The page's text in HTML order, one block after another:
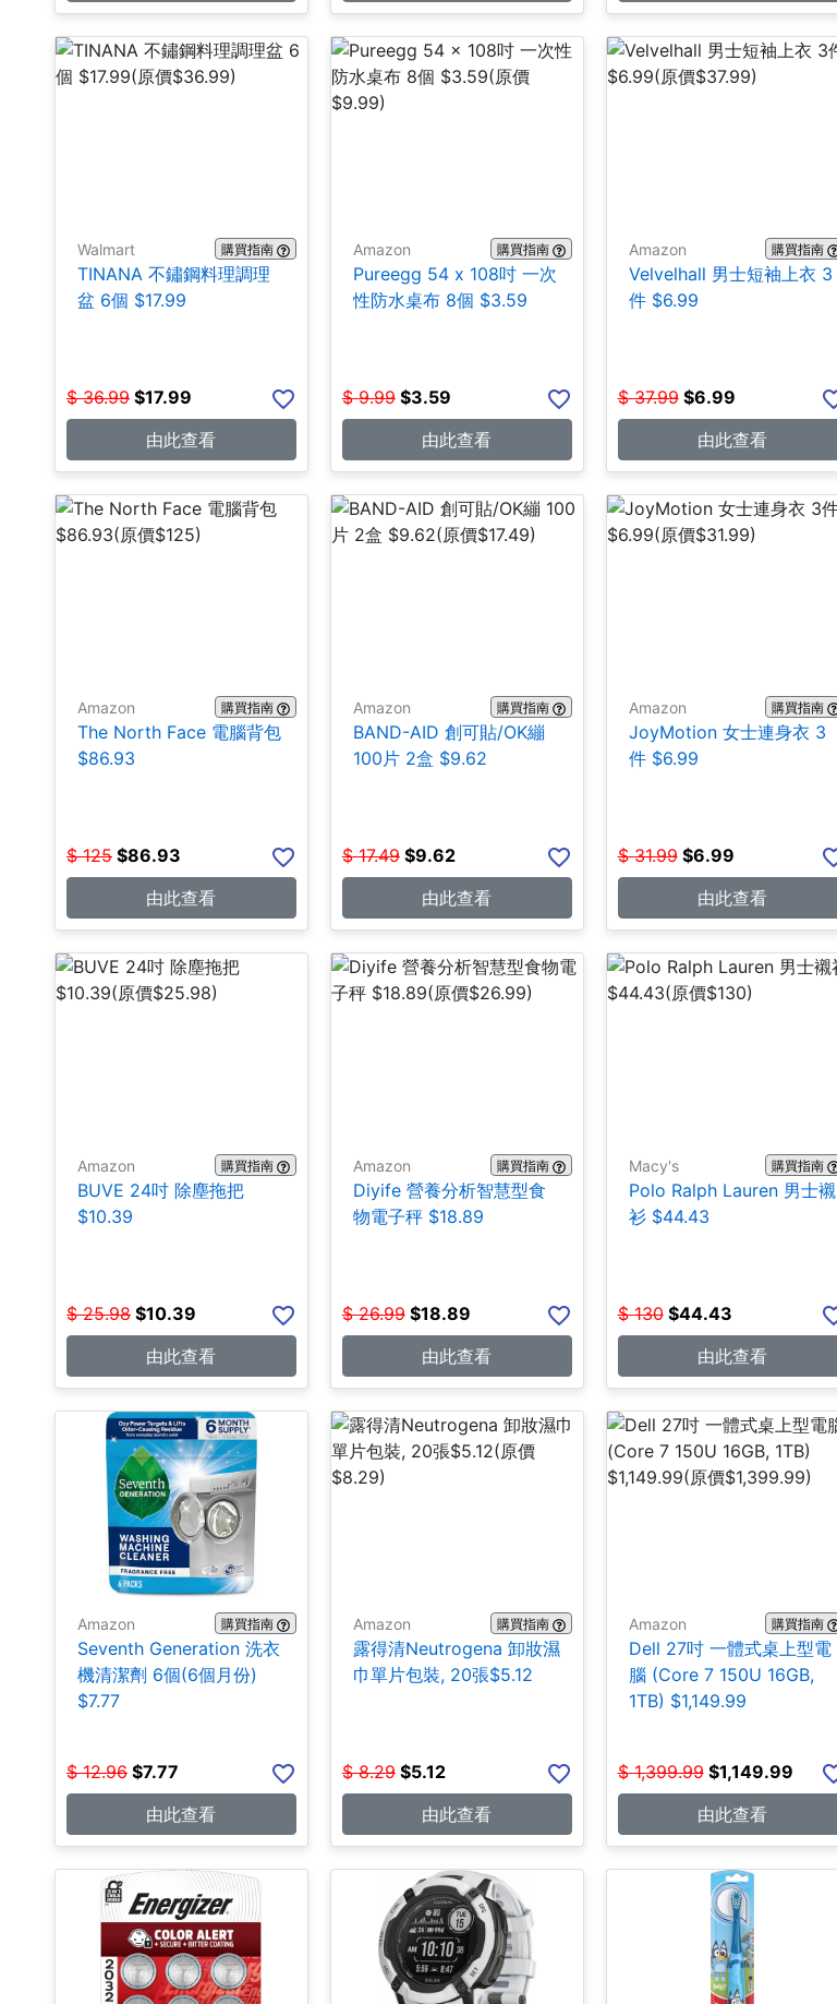
Walmart 購買指南
TINANA 不鏽鋼料理調理
盆 6個 $17.99
$ 36.99 $17.99
由此查看
Amazon 購買指南
Pureegg 54 x 108吋 一次
性防水桌布 8個 $3.59
$ 9.99 $3.59
由此查看
Amazon 購買指南
Velvelhall 男士短袖上衣 3
件 $6.99
$ 37.99 $6.99
由此查看
Amazon 購買指南
The North Face 電腦背包
$86.93
$ 125 $86.93
由此查看
Amazon 購買指南
BAND-AID 創可貼/OK繃
100片 2盒 $9.62
$ 17.49 $9.62
由此查看
Amazon 購買指南
JoyMotion 女士連身衣 3
件 $6.99
$ 31.99 $6.99
由此查看
Amazon 購買指南
BUVE 24吋 除塵拖把
$10.39
$ 25.98 $10.39
由此查看
Amazon 購買指南
Diyife 營養分析智慧型食
物電子秤 $18.89
$ 26.99 $18.89
由此查看
Macy's 購買指南
Polo Ralph Lauren 男士襯
衫 $44.43
$ 130 $44.43
由此查看
Amazon 購買指南
Seventh Generation 洗衣
機清潔劑 6個(6個月份)
$7.77
$ 12.96 $7.77
由此查看
Amazon 購買指南
露得清Neutrogena 卸妝濕
巾單片包裝, 20張$5.12
$ 8.29 $5.12
由此查看
Amazon 購買指南
Dell 27吋 一體式桌上型電
腦 (Core 7 150U 16GB,
1TB) $1,149.99
$ 1,399.99 $1,149.99
由此查看